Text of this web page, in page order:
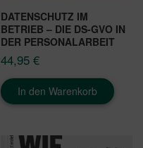
DATENSCHUTZ IM
BETRIEB – DIE DS-GVO IN
DER PERSONALARBEIT
44,95 €
In den Warenkorb